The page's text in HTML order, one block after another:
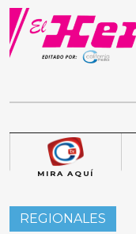
Skip
content
MIRA AQUÍ
REGIONALES